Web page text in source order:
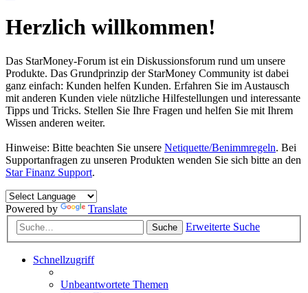
Herzlich willkommen!
Das StarMoney-Forum ist ein Diskussionsforum rund um unsere
Produkte. Das Grundprinzip der StarMoney Community ist dabei
ganz einfach: Kunden helfen Kunden. Erfahren Sie im Austausch
mit anderen Kunden viele nützliche Hilfestellungen und interessante
Tipps und Tricks. Stellen Sie Ihre Fragen und helfen Sie mit Ihrem
Wissen anderen weiter.
Hinweise: Bitte beachten Sie unsere Netiquette/Benimmregeln. Bei
Supportanfragen zu unseren Produkten wenden Sie sich bitte an den
Star Finanz Support.
Powered by Translate
Suche Erweiterte Suche
Schnellzugriff
Unbeantwortete Themen